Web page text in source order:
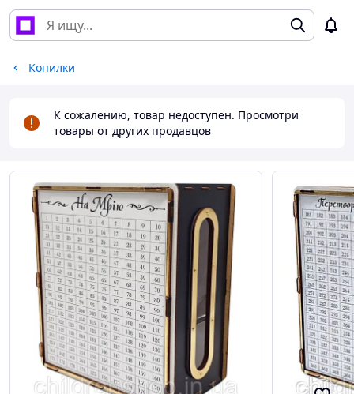
Копилки
К сожалению, товар недоступен. Просмотри
товары от других продавцов